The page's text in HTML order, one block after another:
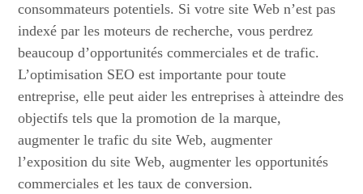
consommateurs potentiels. Si votre site Web n’est pas
indexé par les moteurs de recherche, vous perdrez
beaucoup d’opportunités commerciales et de trafic.
L’optimisation SEO est importante pour toute
entreprise, elle peut aider les entreprises à atteindre des
objectifs tels que la promotion de la marque,
augmenter le trafic du site Web, augmenter
l’exposition du site Web, augmenter les opportunités
commerciales et les taux de conversion.